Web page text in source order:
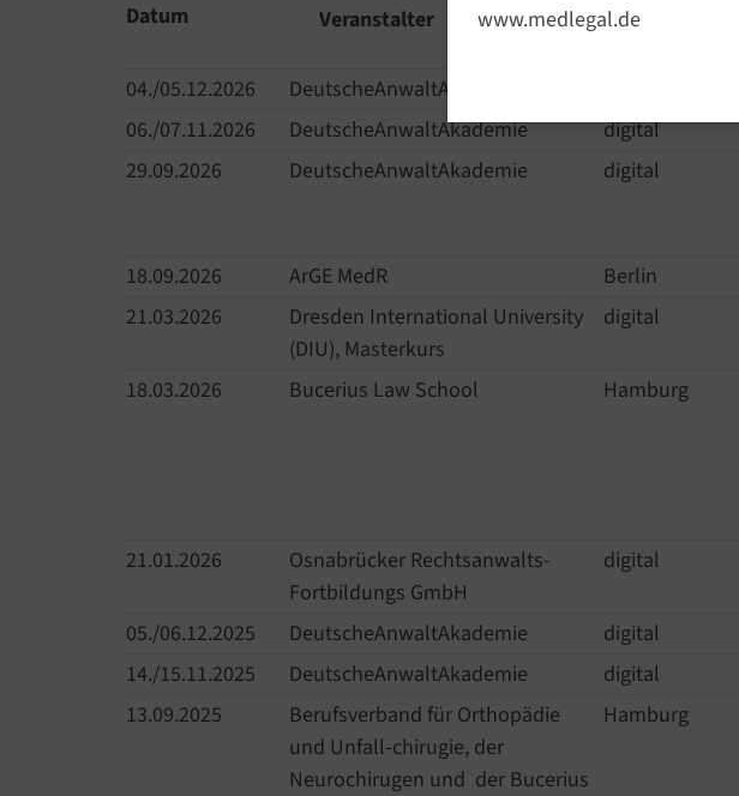
Datum Veranstalter Ort
04./05.12.2026 DeutscheAnwaltAkademie
06./07.11.2026
DeutscheAnwaltAkademie digital
29.09.2026
DeutscheAnwaltAkademie digital
18.09.2026
ArGE MedR Berlin
21.03.2026
Dresden International University
(DIU), Masterkurs
digital
18.03.2026
Bucerius Law School Hamburg
21.01.2026
Osnabrücker Rechtsanwalts-
Fortbildungs GmbH
digital
05./06.12.2025
DeutscheAnwaltAkademie digital
14./15.11.2025
DeutscheAnwaltAkademie digital
13.09.2025
Berufsverband für Orthopädie
und Unfall-chirugie, der
Neurochirugen und der Bucerius
Hamburg
www.medlegal.de